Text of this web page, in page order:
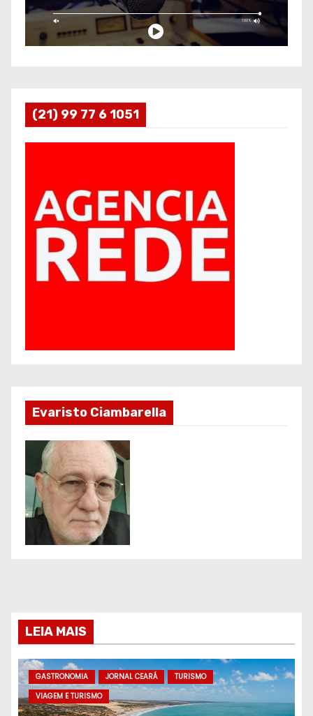
(21) 99 77 6 1051
Evaristo Ciambarella
LEIA MAIS
GASTRONOMIA JORNAL CEARÁ
TURISMO
VIAGEM E TURISMO